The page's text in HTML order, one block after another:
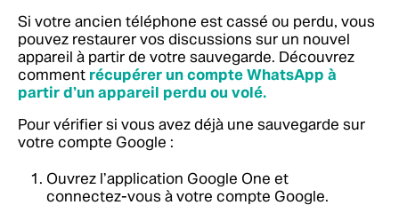
Si votre ancien téléphone est cassé ou perdu, vous
pouvez restaurer vos discussions sur un nouvel
appareil à partir de votre sauvegarde. Découvrez
comment récupérer un compte WhatsApp à
partir d’un appareil perdu ou volé.
Pour vérifier si vous avez déjà une sauvegarde sur
votre compte Google :
Ouvrez l’application Google One et
connectez-vous à votre compte Google.